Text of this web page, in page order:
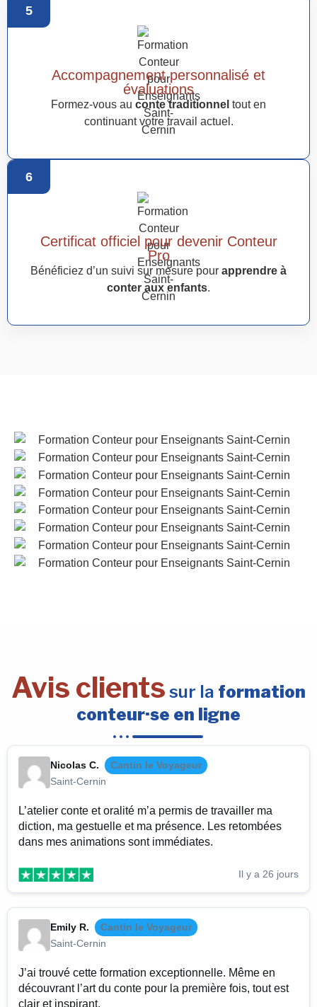
5
Accompagnement personnalisé et
évaluations
Formez-vous au conte traditionnel tout en
continuant votre travail actuel.
6
Certificat officiel pour devenir Conteur
Pro
Bénéficiez d’un suivi sur mesure pour apprendre à
conter aux enfants.
Avis clients sur la formation
conteur·se en ligne
Nicolas C.
Cantin le Voyageur
Saint-Cernin
L’atelier conte et oralité m’a permis de travailler ma
diction, ma gestuelle et ma présence. Les retombées
dans mes animations sont immédiates.
Il y a 26 jours
Emily R.
Cantin le Voyageur
Saint-Cernin
J’ai trouvé cette formation exceptionnelle. Même en
découvrant l’art du conte pour la première fois, tout est
clair et inspirant.